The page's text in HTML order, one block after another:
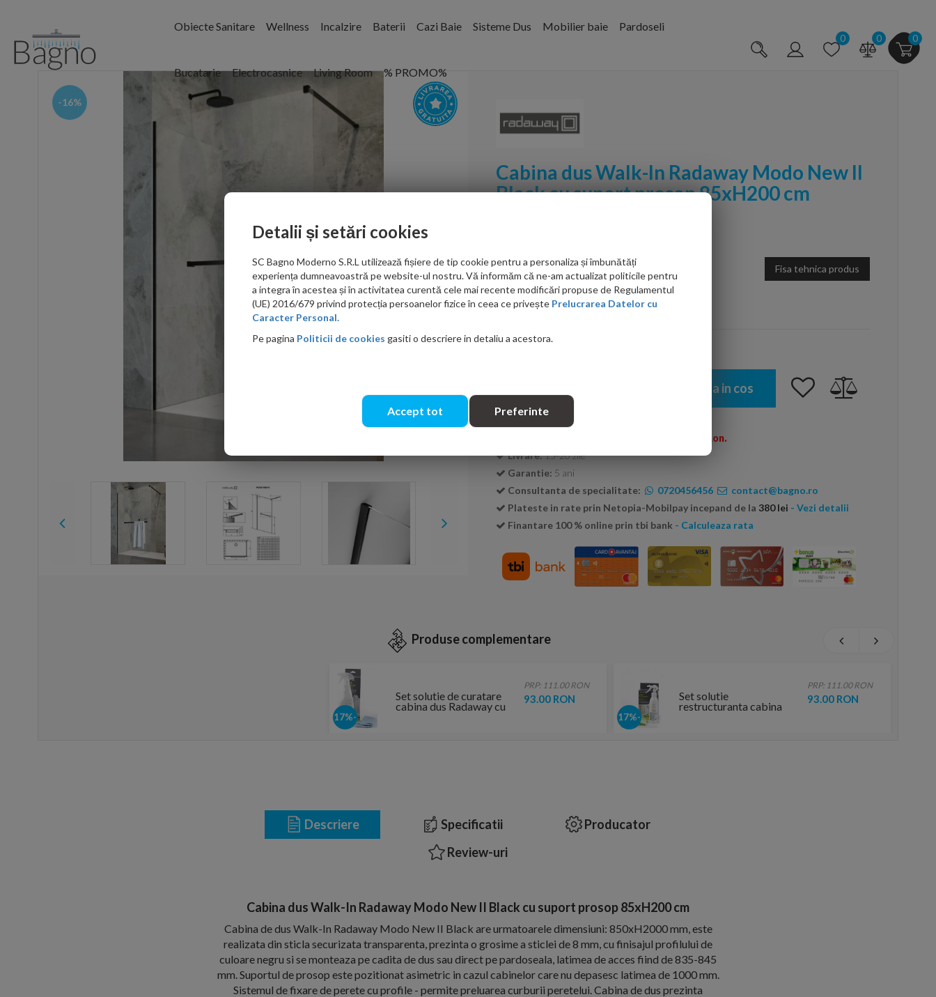
Obiecte Sanitare Wellness Incalzire Baterii Cazi Baie Sisteme Dus Mobilier baie Pardoseli
Bucatarie Electrocasnice Living Room % PROMO%
0 0 0
-16%
Cabina dus Walk-In Radaway Modo New II
Black cu suport prosop 85xH200 cm
PRP: 2,715.00 RON
2,281.00 RON Fisa tehnica produs
Ati gasit in alta parte mai ieftin?
Adauga in cos
Transport GRATUIT la comenzi peste 600 Ron.
Livrare:15-20 zile
Garantie: 5 ani
Consultanta de specialitate:
0720456456
contact@bagno.ro
Plateste in rate prin Netopia-Mobilpay incepand de la 380 lei - Vezi detalii
Finantare 100 % online prin tbi bank - Calculeaza rata
Produse complementare
-17%
Set solutie
restructuranta cabina
PRP: 111.00 RON
93.00 RON
-17%
Set solutie de curatare
cabina dus Radaway cu
PRP: 111.00 RON
93.00 RON
Descriere Specificatii
Producator
Review-uri
Cabina dus Walk-In Radaway Modo New II Black cu suport prosop 85xH200 cm
Cabina de dus Walk-In Radaway Modo New II Black are urmatoarele dimensiuni: 850xH2000 mm, este
realizata din sticla securizata transparenta, prezinta o grosime a sticlei de 8 mm, cu finisajul profilului de
culoare negru si se monteaza pe cadita de dus sau direct pe pardoseala, latimea de acces fiind de 835-845
mm. Suportul de prosop este pozitionat asimetric in cazul cabinelor care nu depasesc latimea de 1000 mm.
Sistemul de fixare de perete cu profile - permite preluarea curburii peretelui. Cabina de dus prezinta
Detalii și setări cookies
SC Bagno Moderno S.R.L utilizează fișiere de tip cookie pentru a personaliza și îmbunătăți
experiența dumneavoastră pe website-ul nostru. Vă informăm că ne-am actualizat politicile pentru
a integra în acestea și în activitatea curentă cele mai recente modificări propuse de Regulamentul
(UE) 2016/679 privind protecția persoanelor fizice în ceea ce privește Prelucrarea Datelor cu
Caracter Personal.
Pe pagina Politicii de cookies gasiti o descriere in detaliu a acestora.
Accept tot Preferinte